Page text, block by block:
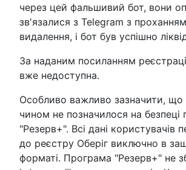
через цей фальшивий бот, вони
зв'язалися з Telegram з
видалення, і бот був успішно
За наданим посиланням
вже недоступна.
Особливо важливо зазначити, що
чином не позначилося на безпеці
"Резерв+". Всі дані користувачів
до реєстру Оберіг виключно в
форматі. Програма "Резерв+" не